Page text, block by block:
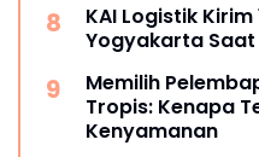
KAI Logistik
Yogyakarta Saat
Memilih
Tropis: Kenapa
Kenyamanan